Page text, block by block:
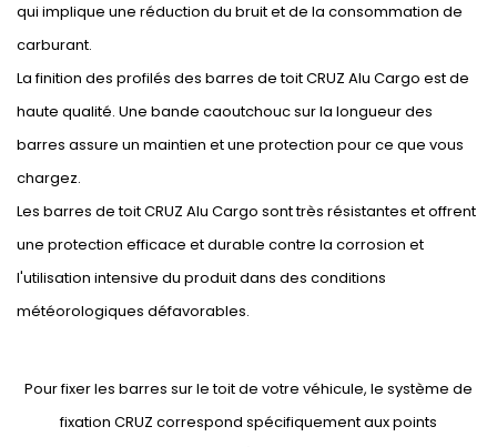
qui implique une réduction du bruit et de la consommation de
carburant.
La finition des profilés des barres de toit CRUZ Alu Cargo est de
haute qualité. Une bande caoutchouc sur la longueur des
barres assure un maintien et une protection pour ce que vous
chargez.
Les barres de toit CRUZ Alu Cargo sont très résistantes et offrent
une protection efficace et durable contre la corrosion et
l'utilisation intensive du produit dans des conditions
météorologiques défavorables.
Pour fixer les barres sur le toit de votre véhicule, le système de
fixation CRUZ correspond spécifiquement aux points